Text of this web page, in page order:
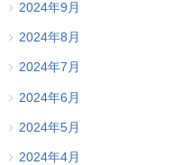
2024年9月
2024年8月
2024年7月
2024年6月
2024年5月
2024年4月